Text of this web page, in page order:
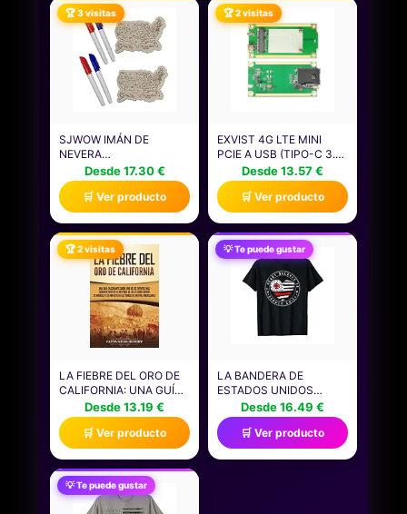
🏆 3 visitas
SJWOW IMÁN DE
NEVERA
PERSONALIZADO CON
MAPA DE VIAJE DE
ESTADOS UNIDOS 2025,
ADORNO DE MAPA DE
ESTADOS UNIDOS DE
MADERA
PERSONALIZABLE,
IDEAL PARA RASTREAR
RECUERDOS DE VIAJE,
MARCAR TUS
AVENTURAS
Desde 17.30 €
🛒 Ver producto
🏆 2 visitas
EXVIST 4G LTE MINI
PCIE A USB (TIPO-C 3.1)
ADAPTADOR CON
RANURA PARA TARJETA
SIM PARA MÓDULO LTE
3G / 4G EC25
ADECUADO PARA
CÁMARA IP RASPBERRY
PI ENRUTADOR
INDUSTRIAL
Desde 13.57 €
🛒 Ver producto
🏆 2 visitas
LA FIEBRE DEL ORO DE
CALIFORNIA: UNA GUÍA
FASCINANTE SOBRE
UNO DE LOS EVENTOS
MÁS SIGNIFICATIVOS DE
LA HISTORIA DE LOS
ESTADOS UNIDOS DE
AMÉRICA Y SU ... DE
NATIVOS AMERICANOS
(HISTORIA DE EE. UU.)
Desde 13.19 €
🛒 Ver producto
💡 Te puede gustar
LA BANDERA DE
ESTADOS UNIDOS
PERTENECE A UN JEFE
ADJUNTO DE RANGO DE
BOMBERO CAMISETA
Desde 16.49 €
🛒 Ver producto
💡 Te puede gustar